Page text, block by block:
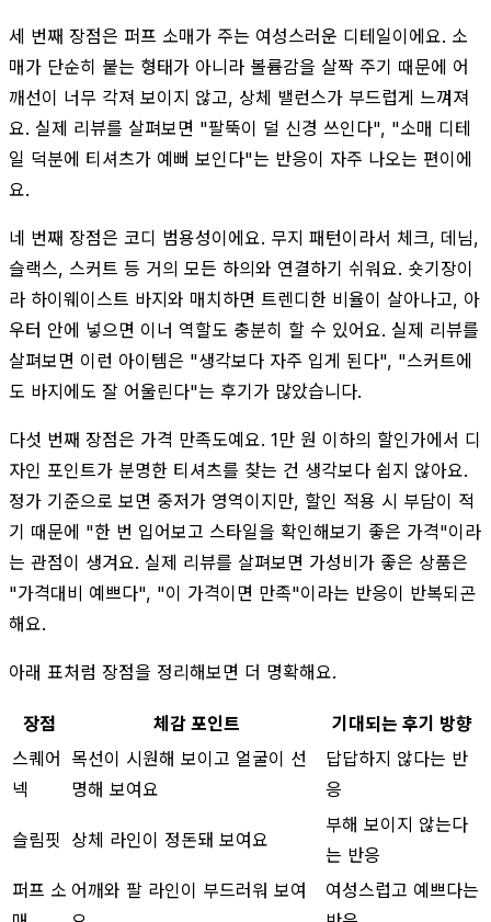
세 번째 장점은 퍼프 소매가 주는 여성스러운 디테일이에요. 소
매가 단순히 붙는 형태가 아니라 볼륨감을 살짝 주기 때문에 어
깨선이 너무 각져 보이지 않고, 상체 밸런스가 부드럽게 느껴져
요. 실제 리뷰를 살펴보면 "팔뚝이 덜 신경 쓰인다", "소매 디테
일 덕분에 티셔츠가 예뻐 보인다"는 반응이 자주 나오는 편이에
요.
네 번째 장점은 코디 범용성이에요. 무지 패턴이라서 체크, 데님,
슬랙스, 스커트 등 거의 모든 하의와 연결하기 쉬워요. 숏기장이
라 하이웨이스트 바지와 매치하면 트렌디한 비율이 살아나고, 아
우터 안에 넣으면 이너 역할도 충분히 할 수 있어요. 실제 리뷰를
살펴보면 이런 아이템은 "생각보다 자주 입게 된다", "스커트에
도 바지에도 잘 어울린다"는 후기가 많았습니다.
다섯 번째 장점은 가격 만족도예요. 1만 원 이하의 할인가에서 디
자인 포인트가 분명한 티셔츠를 찾는 건 생각보다 쉽지 않아요.
정가 기준으로 보면 중저가 영역이지만, 할인 적용 시 부담이 적
기 때문에 "한 번 입어보고 스타일을 확인해보기 좋은 가격"이라
는 관점이 생겨요. 실제 리뷰를 살펴보면 가성비가 좋은 상품은
"가격대비 예쁘다", "이 가격이면 만족"이라는 반응이 반복되곤
해요.
아래 표처럼 장점을 정리해보면 더 명확해요.
장점 체감 포인트
기대되는 후기 방향
스퀘어
넥
목선이 시원해 보이고 얼굴이 선
명해 보여요
답답하지 않다는 반
응
슬림핏 상체 라인이 정돈돼 보여요
부해 보이지 않는다
는 반응
퍼프 소 어깨와 팔 라인이 부드러워 보여
여성스럽고 예쁘다는